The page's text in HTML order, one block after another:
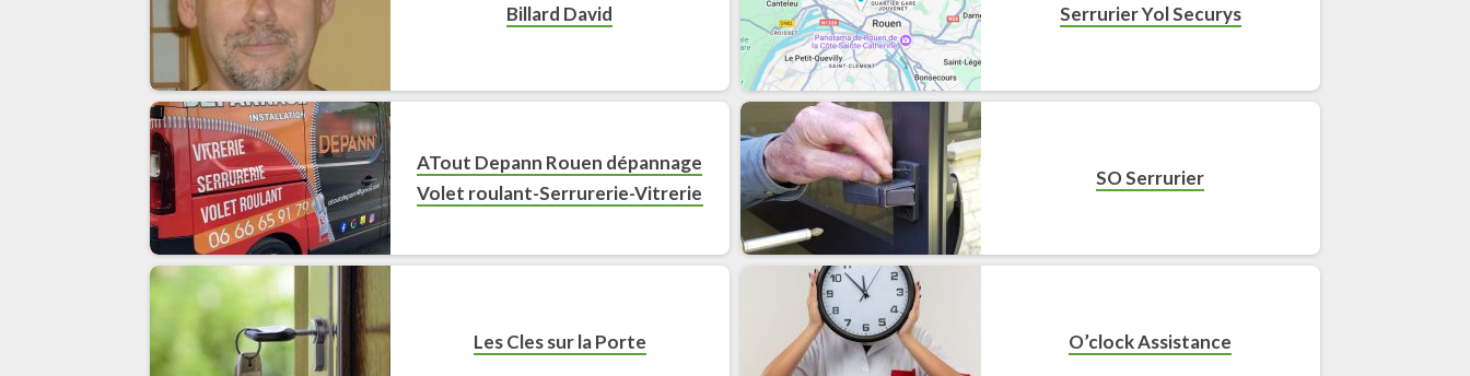
Billard David Serrurier Yol Securys
ATout Depann Rouen dépannage
Volet roulant-Serrurerie-Vitrerie
SO Serrurier
Les Cles sur la Porte O’clock Assistance